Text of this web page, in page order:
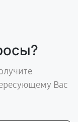
Вас